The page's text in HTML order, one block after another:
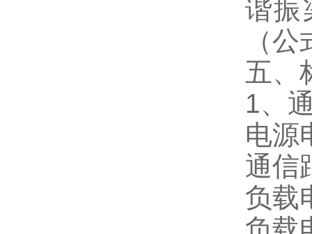
谐振
（
五、
1、
电源
通信
负载